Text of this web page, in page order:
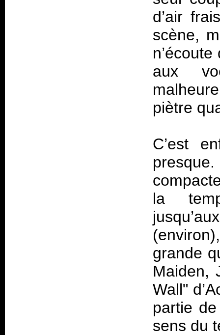
d’air
scène,
aux
piètre
C’est
la
grande
Maiden,
Wall"
partie
sens du